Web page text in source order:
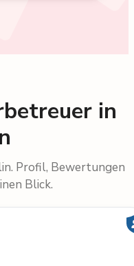
in
Profil, Bewertungen
Blick.